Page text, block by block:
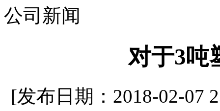
公司新闻
对于3吨
[发布日期：2018-02-07